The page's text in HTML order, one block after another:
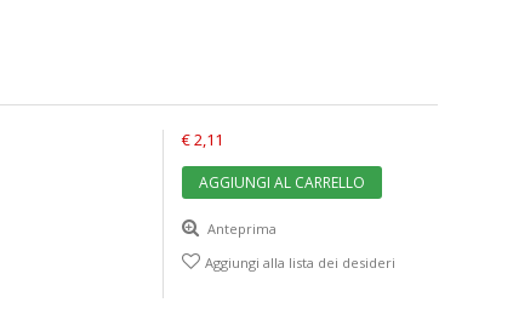
€ 2,11
AGGIUNGI AL CARRELLO
Anteprima
Aggiungi alla lista dei desideri